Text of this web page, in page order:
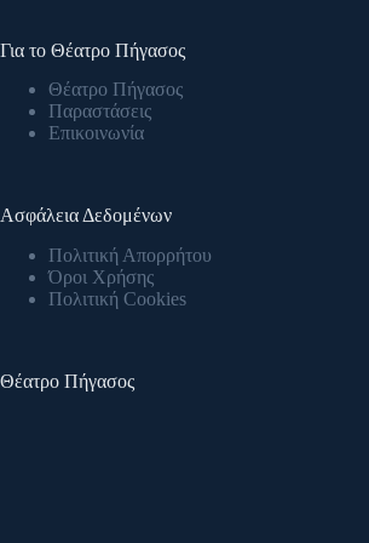
Για το Θέατρο Πήγασος
Θέατρο Πήγασος
Παραστάσεις
Επικοινωνία
Ασφάλεια Δεδομένων
Πολιτική Απορρήτου
Όροι Χρήσης
Πολιτική Cookies
Θέατρο Πήγασος